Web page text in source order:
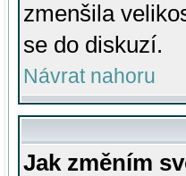
zmenšila
se do diskuzí.
Návrat nahoru
Jak změním